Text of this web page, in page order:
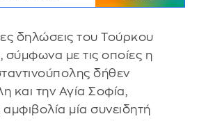
δηλώσεις του Τούρκου
σύμφωνα με τις οποίες η
δήθεν
και την Αγία Σοφία,
μία συνειδητή